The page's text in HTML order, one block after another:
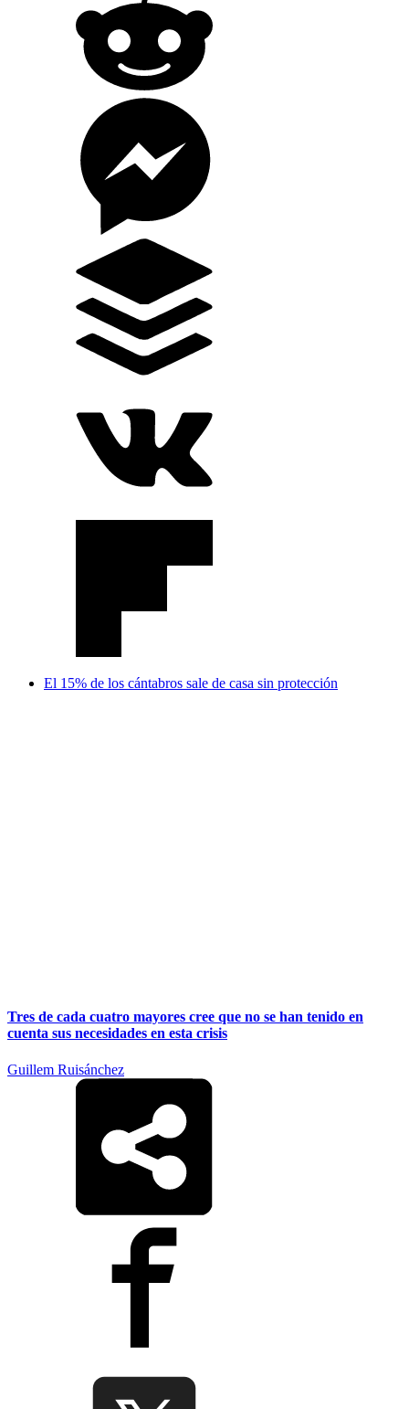
El 15% de los cántabros sale de casa sin protección
Tres de cada cuatro mayores cree que no se han tenido en
cuenta sus necesidades en esta crisis
Guillem Ruisánchez